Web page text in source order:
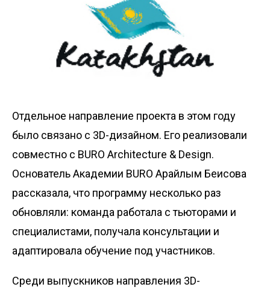
Отдельное направление проекта в этом году
было связано с 3D-дизайном. Его реализовали
совместно с BURO Architecture & Design.
Основатель Академии BURO Арайлым Беисова
рассказала, что программу несколько раз
обновляли: команда работала с тьюторами и
специалистами, получала консультации и
адаптировала обучение под участников.
Среди выпускников направления 3D-